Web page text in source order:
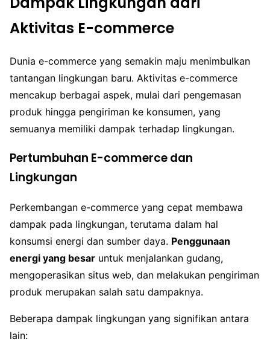
Aktivitas E-commerce
Dunia e-commerce yang semakin maju menimbulkan
tantangan lingkungan baru. Aktivitas e-commerce
mencakup berbagai aspek, mulai dari pengemasan
produk hingga pengiriman ke konsumen, yang
semuanya memiliki dampak terhadap lingkungan.
Pertumbuhan E-commerce dan
Lingkungan
Perkembangan e-commerce yang cepat membawa
dampak pada lingkungan, terutama dalam hal
konsumsi energi dan sumber daya. Penggunaan
energi yang besar untuk menjalankan gudang,
mengoperasikan situs web, dan melakukan pengiriman
produk merupakan salah satu dampaknya.
Beberapa dampak lingkungan yang signifikan antara
lain: